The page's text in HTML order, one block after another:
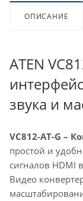
ОПИСАНИЕ
ATEN
звука и
VC812-AT-G –
простой и
сигналов HDMI
Видео